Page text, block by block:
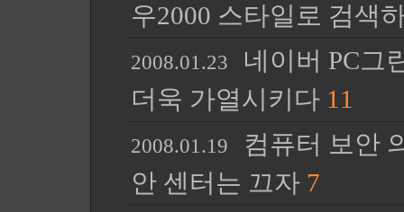
우2000 스타일로 검색
2008.01.23
네이버 PC그
더욱 가열시키다 11
2008.01.19
컴퓨터 보안
안 센터는 끄자 7